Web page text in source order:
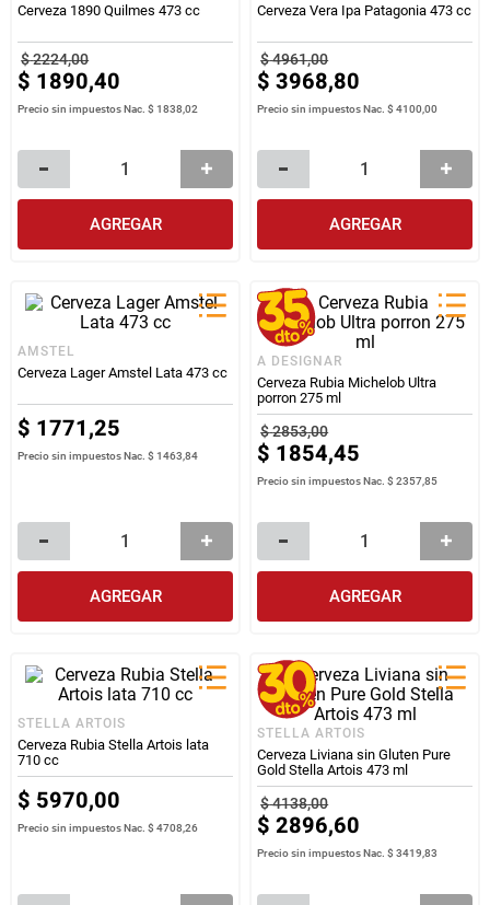
Cerveza 1890 Quilmes 473 cc
$2224,00
$ 1890,40
Precio sin impuestos Nac.$ 1838,02
AGREGAR
Cerveza Vera Ipa Patagonia 473 cc
$4961,00
$ 3968,80
Precio sin impuestos Nac.$ 4100,00
AGREGAR
AMSTEL
Cerveza Lager Amstel Lata 473 cc
$ 1771,25
Precio sin impuestos Nac.$ 1463,84
AGREGAR
A DESIGNAR
Cerveza Rubia Michelob Ultra
porron 275 ml
$2853,00
$ 1854,45
Precio sin impuestos Nac.$ 2357,85
AGREGAR
STELLA ARTOIS
Cerveza Rubia Stella Artois lata
710 cc
$ 5970,00
Precio sin impuestos Nac.$ 4708,26
STELLA ARTOIS
Cerveza Liviana sin Gluten Pure
Gold Stella Artois 473 ml
$4138,00
$ 2896,60
Precio sin impuestos Nac.$ 3419,83